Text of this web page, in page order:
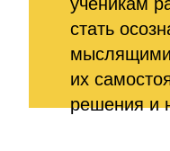
стать
их
решения и